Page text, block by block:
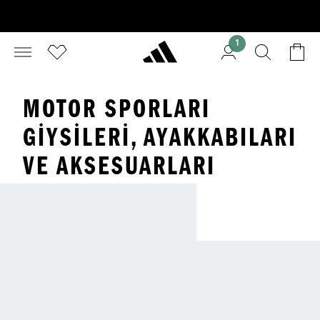
1
MOTOR SPORLARI
GIYSILERI, AYAKKABILARI
VE AKSESUARLARI